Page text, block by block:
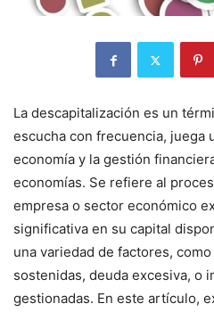
La descapitalización es un
escucha con frecuencia, juega
economía y la gestión
economías. Se refiere al
empresa o sector económico
significativa en su capital
una variedad de factores,
sostenidas, deuda excesiva, o
gestionadas. En este artículo,